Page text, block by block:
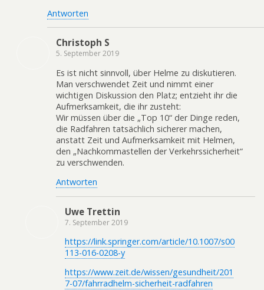
Antworten
Christoph S
5. September 2019
Es ist nicht sinnvoll, über Helme zu diskutieren.
Man verschwendet Zeit und nimmt einer
wichtigen Diskussion den Platz; entzieht ihr die
Aufmerksamkeit, die ihr zusteht:
Wir müssen über die „Top 10“ der Dinge reden,
die Radfahren tatsächlich sicherer machen,
anstatt Zeit und Aufmerksamkeit mit Helmen,
den „Nachkommastellen der Verkehrssicherheit“
zu verschwenden.
Antworten
Uwe Trettin
7. September 2019
https://link.springer.com/article/10.1007/s00
113-016-0208-y
https://www.zeit.de/wissen/gesundheit/201
7-07/fahrradhelm-sicherheit-radfahren